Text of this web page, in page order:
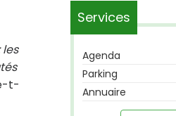
t-
Services
Agenda
Parking
Annuaire